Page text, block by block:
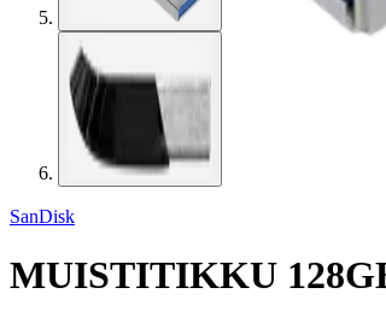
SanDisk
MUISTITIKKU